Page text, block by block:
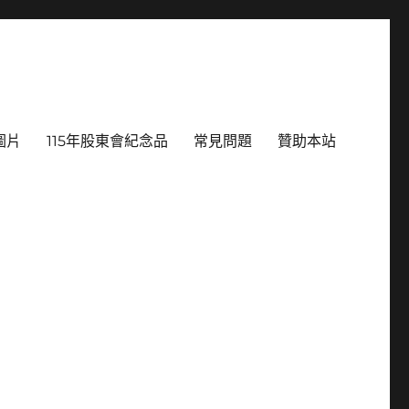
片 115年股東會紀念品 常見問題 贊助本站